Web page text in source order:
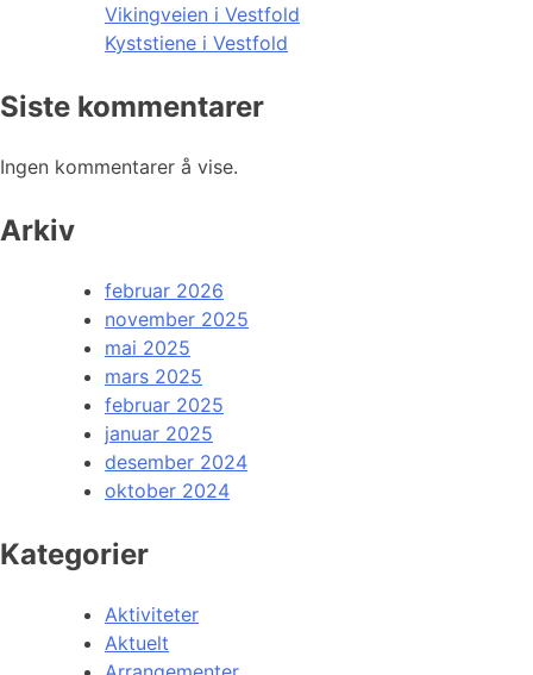
Vikingveien i Vestfold
Kyststiene i Vestfold
Siste kommentarer
Ingen kommentarer å vise.
Arkiv
februar 2026
november 2025
mai 2025
mars 2025
februar 2025
januar 2025
desember 2024
oktober 2024
Kategorier
Aktiviteter
Aktuelt